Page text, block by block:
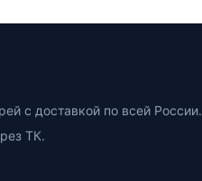
с доставкой по всей России.
ТК.